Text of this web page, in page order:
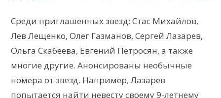
Среди приглашенных звезд: Стас Михайлов,
Лев Лещенко, Олег Газманов, Сергей Лазарев,
Ольга Скабеева, Евгений Петросян, а также
многие другие. Анонсированы необычные
номера от звезд. Например, Лазарев
попытается найти невесту своему 9-летнему